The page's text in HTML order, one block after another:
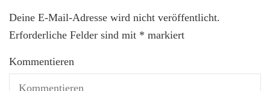
Deine E-Mail-Adresse wird nicht veröffentlicht.
Erforderliche Felder sind mit * markiert
Kommentieren